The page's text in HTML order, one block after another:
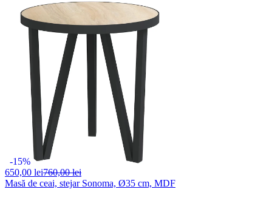
-15%
650,00 lei760,00 lei
Masă de ceai, stejar Sonoma, Ø35 cm, MDF